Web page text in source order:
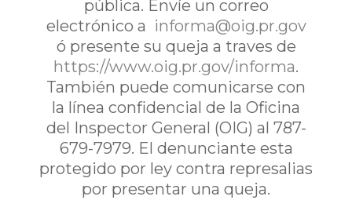
pública. Envíe un correo
electrónico a informa@oig.pr.gov
ó presente su queja a traves de
https://www.oig.pr.gov/informa.
También puede comunicarse con
la línea confidencial de la Oficina
del Inspector General (OIG) al 787-
679-7979. El denunciante esta
protegido por ley contra represalias
por presentar una queja.